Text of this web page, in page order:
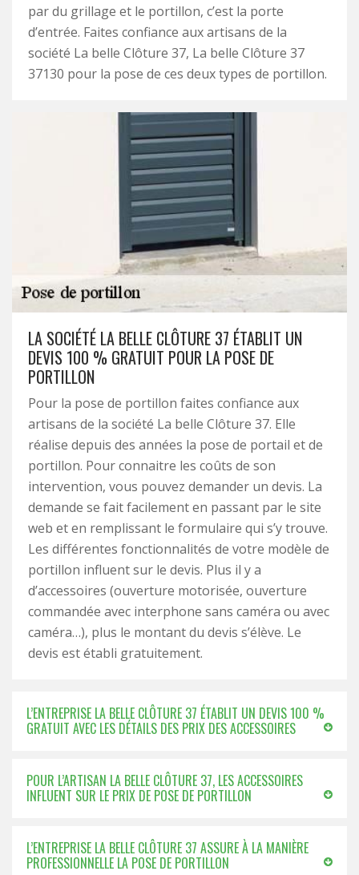
par du grillage et le portillon, c’est la porte
d’entrée. Faites confiance aux artisans de la
société La belle Clôture 37, La belle Clôture 37
37130 pour la pose de ces deux types de portillon.
LA SOCIÉTÉ LA BELLE CLÔTURE 37 ÉTABLIT UN
DEVIS 100 % GRATUIT POUR LA POSE DE
PORTILLON
Pour la pose de portillon faites confiance aux
artisans de la société La belle Clôture 37. Elle
réalise depuis des années la pose de portail et de
portillon. Pour connaitre les coûts de son
intervention, vous pouvez demander un devis. La
demande se fait facilement en passant par le site
web et en remplissant le formulaire qui s’y trouve.
Les différentes fonctionnalités de votre modèle de
portillon influent sur le devis. Plus il y a
d’accessoires (ouverture motorisée, ouverture
commandée avec interphone sans caméra ou avec
caméra…), plus le montant du devis s’élève. Le
devis est établi gratuitement.
L’ENTREPRISE LA BELLE CLÔTURE 37 ÉTABLIT UN DEVIS 100 %
GRATUIT AVEC LES DÉTAILS DES PRIX DES ACCESSOIRES
POUR L’ARTISAN LA BELLE CLÔTURE 37, LES ACCESSOIRES
INFLUENT SUR LE PRIX DE POSE DE PORTILLON
L’ENTREPRISE LA BELLE CLÔTURE 37 ASSURE À LA MANIÈRE
PROFESSIONNELLE LA POSE DE PORTILLON